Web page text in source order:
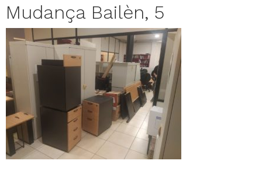
Mudança Bailèn, 5